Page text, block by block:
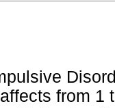
from 1